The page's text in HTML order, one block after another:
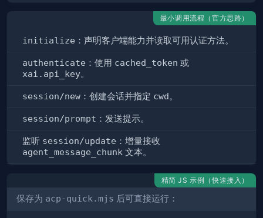
最小调用流程（官方思路）
initialize ：声明客户端能力并读取可用认证方法。
authenticate ：使用 cached_token 或
xai.api_key。
session/new ：创建会话并指定 cwd。
session/prompt ：发送提示。
监听 session/update ：增量接收
agent_message_chunk 文本。
精简 JS 示例（快速接入）
保存为 acp-quick.mjs 后可直接运行：